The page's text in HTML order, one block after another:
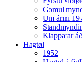
Gomul
Um árini
Klapparar
Hagtøl
1952